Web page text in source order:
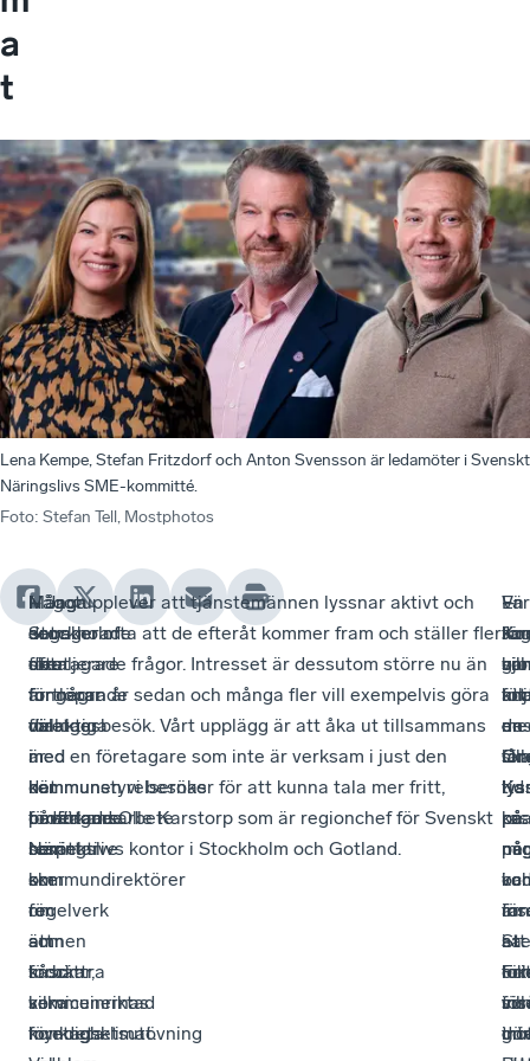
a
t
Lena Kempe, Stefan Fritzdorf och Anton Svensson är ledamöter i Svenskt
Näringslivs SME-kommitté.
Foto: Stefan Tell, Mostphotos
Många
engagerade
företagare
är
delaktiga
i
det
påverkansarbete
som
sker
för
att
förbättra
kommunernas
företagsklimat.
Något
som
ofta
fungerar
väl
är
när
företagare
berättar
om
regelverk
som
krockar,
vilka
konkreta
I
Stockholm
sker
fortlöpande
dialoger
med
kommunstyrelsernas
ordförande
respektive
kommundirektörer
om
ämnen
såsom
serviceinriktad
myndighetsutövning
– Jag upplever att tjänstemännen lyssnar aktivt och
det sker ofta att de efteråt kommer fram och ställer fler
detaljerade frågor. Intresset är dessutom större nu än
för några år sedan och många fler vill exempelvis göra
företagsbesök. Vårt upplägg är att åka ut tillsammans
med en företagare som inte är verksam i just den
kommunen vi besöker för att kunna tala mer fritt,
berättade Olle Karstorp som är regionchef för Svenskt
Näringslivs kontor i Stockholm och Gotland.
En
på
är
–
Jag
vill
att
de
ska
på
att
vill
har
en
tid
i
i
–
på
sa